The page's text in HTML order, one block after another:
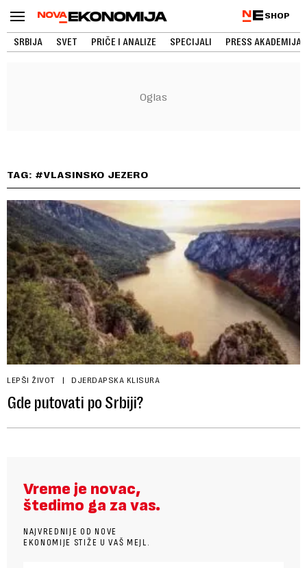
SHOP
SRBIJA SVET PRIČE I ANALIZE SPECIJALI PRESS AKADEMIJA
TAG: #VLASINSKO JEZERO
LEPŠI ŽIVOT DJERDAPSKA KLISURA
Gde putovati po Srbiji?
Vreme je novac,
štedimo ga za vas.
NAJVREDNIJE OD NOVE
EKONOMIJE STIŽE U VAŠ MEJL.